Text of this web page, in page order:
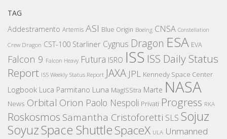
TAG
Addestramento Artemis ASI Blue Origin Boeing CNSA Constellation
Crew Dragon CST-100 Starliner Cygnus Dragon ESA EVA
Falcon 9 Falcon Heavy Futura ISRO ISS ISS Daily Status
Report ISS Weekly Status Report JAXA JPL Kennedy Space Center
Logbook Luca Parmitano Luna MagISStra Marte NASA
News Orbital Orion Paolo Nespoli Privati Progress RKA
Roskosmos Samantha Cristoforetti SLS Sojuz
SoyuzSpace ShuttleSpaceX ULA Unmanned